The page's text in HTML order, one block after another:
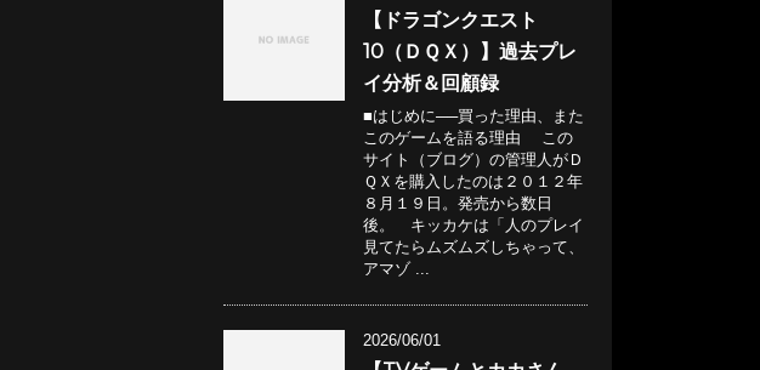
【ドラゴンクエスト
10（ＤＱＸ）】過去プレ
イ分析＆回顧録
■はじめに──買った理由、また
このゲームを語る理由 この
サイト（ブログ）の管理人がＤ
ＱＸを購入したのは２０１２年
８月１９日。発売から数日
後。 キッカケは「人のプレイ
見てたらムズムズしちゃって、
アマゾ ...
2026/06/01